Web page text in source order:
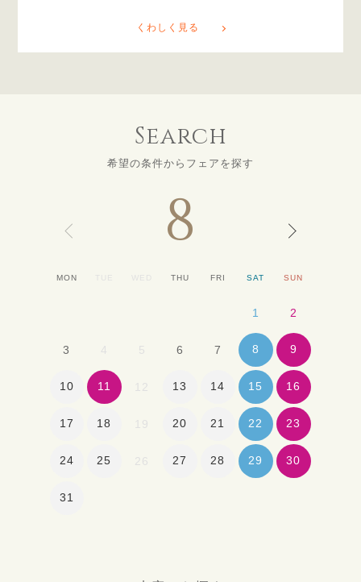
くわしく見る
Search
希望の条件からフェアを探す
8
MON THU FRI SAT SUN
1 2
3 6 7 8 9
10 11 13 14 15 16
17 18 20 21 22 23
24 25 27 28 29 30
31